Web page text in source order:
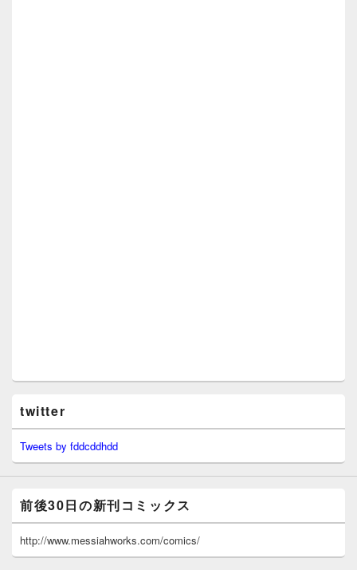
twitter
Tweets by fddcddhdd
前後30日の新刊コミックス
http://www.messiahworks.com/comics/